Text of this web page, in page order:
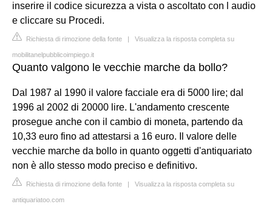
inserire il codice sicurezza a vista o ascoltato con l audio
e cliccare su Procedi.
Richiesta di rimozione della fonte | Visualizza la risposta completa su
mobilitanelpubblicoimpiego.it
Quanto valgono le vecchie marche da bollo?
Dal 1987 al 1990 il valore facciale era di 5000 lire; dal
1996 al 2002 di 20000 lire. L'andamento crescente
prosegue anche con il cambio di moneta, partendo da
10,33 euro fino ad attestarsi a 16 euro. Il valore delle
vecchie marche da bollo in quanto oggetti d'antiquariato
non è allo stesso modo preciso e definitivo.
Richiesta di rimozione della fonte | Visualizza la risposta completa su
antiquariatoo.com